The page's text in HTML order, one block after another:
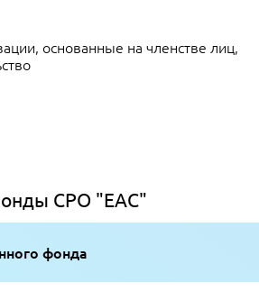
основанные на членстве лиц,
СРО "ЕАС"
фонда